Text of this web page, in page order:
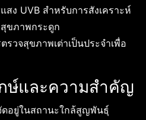
สง UVB สำหรับการสังเคราะห์
ขภาพกระดูก
รวจสุขภาพเต่าเป็นประจำเพื่อ
ษ์และความสำคัญ
ดอยู่ในสถานะใกล้สูญพันธุ์